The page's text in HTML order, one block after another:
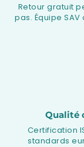
Retour gratuit
pas. Équipe
Qualité
Certification
standards